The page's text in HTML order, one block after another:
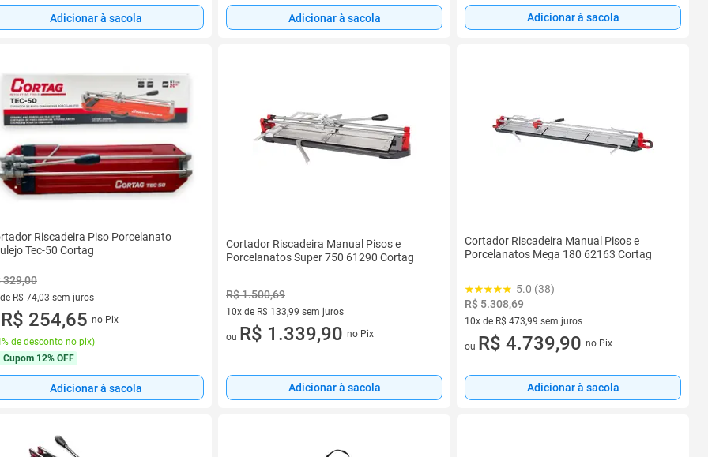
Adicionar à sacola Adicionar à sacola Adicionar à sacola
Riscadeira Piso Porcelanato
Tec-50 Cortag
329,00
R$ 74,03 sem juros
de R$ 74,03 sem juros
R$ 254,65 no Pix
de desconto no pix)
Cupom 12% OFF
Adicionar à sacola
Cortador Riscadeira Manual Pisos e
Porcelanatos Super 750 61290 Cortag
R$ 1.500,69
10x de R$ 133,99 sem juros
10 vez de R$ 133,99 sem juros
ou R$ 1.339,90 no Pix
Adicionar à sacola
Cortador Riscadeira Manual Pisos e
Porcelanatos Mega 180 62163 Cortag
5.0 (38)
R$ 5.308,69
10x de R$ 473,99 sem juros
10 vez de R$ 473,99 sem juros
ou R$ 4.739,90 no Pix
Adicionar à sacola